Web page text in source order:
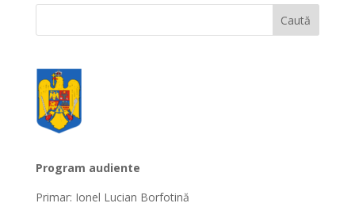
Program audiente
Primar: Ionel Lucian Borfotină